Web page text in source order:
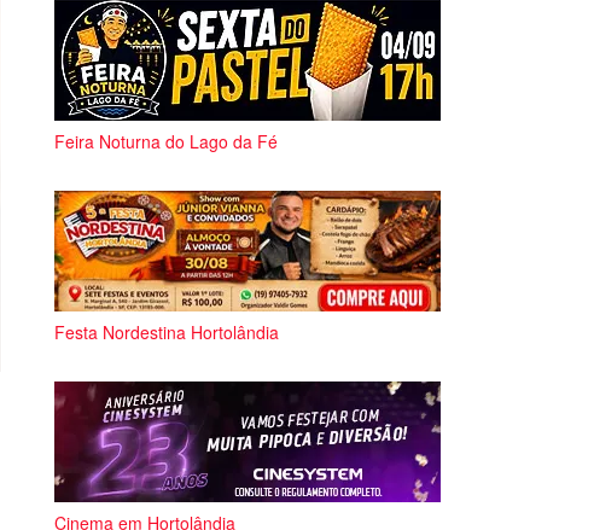
Feira Noturna do Lago da Fé
Festa Nordestina Hortolândia
Cinema em Hortolândia